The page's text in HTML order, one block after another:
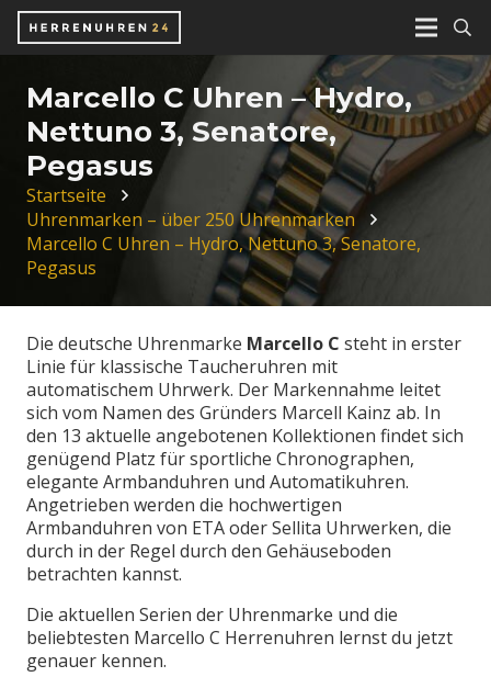
Marcello C Uhren – Hydro,
Nettuno 3, Senatore,
Pegasus
Startseite
Uhrenmarken – über 250 Uhrenmarken
Marcello C Uhren – Hydro, Nettuno 3, Senatore,
Pegasus
Die deutsche Uhrenmarke Marcello C steht in erster
Linie für klassische Taucheruhren mit
automatischem Uhrwerk. Der Markennahme leitet
sich vom Namen des Gründers Marcell Kainz ab. In
den 13 aktuelle angebotenen Kollektionen findet sich
genügend Platz für sportliche Chronographen,
elegante Armbanduhren und Automatikuhren.
Angetrieben werden die hochwertigen
Armbanduhren von ETA oder Sellita Uhrwerken, die
durch in der Regel durch den Gehäuseboden
betrachten kannst.
Die aktuellen Serien der Uhrenmarke und die
beliebtesten Marcello C Herrenuhren lernst du jetzt
genauer kennen.